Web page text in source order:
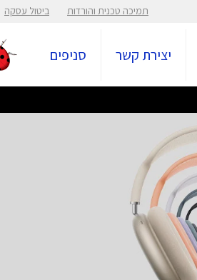
תמיכה טכנית והורדות ביטול עסקה
יצירת קשר סניפים